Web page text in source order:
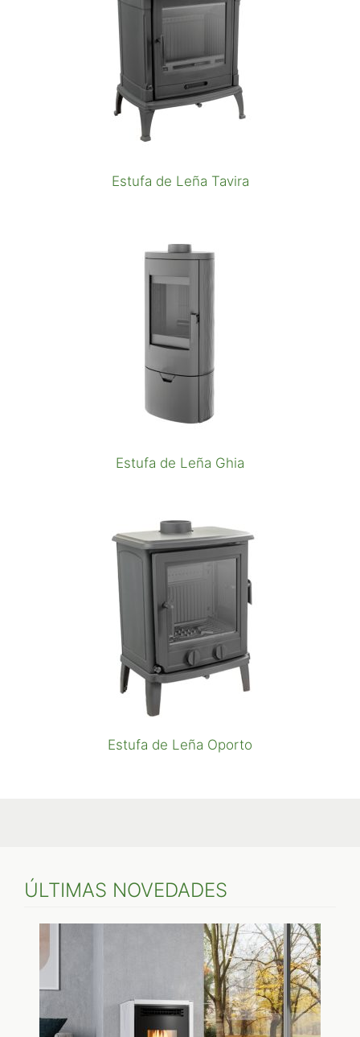
Estufa de Leña Tavira
Estufa de Leña Ghia
Estufa de Leña Oporto
ÚLTIMAS NOVEDADES